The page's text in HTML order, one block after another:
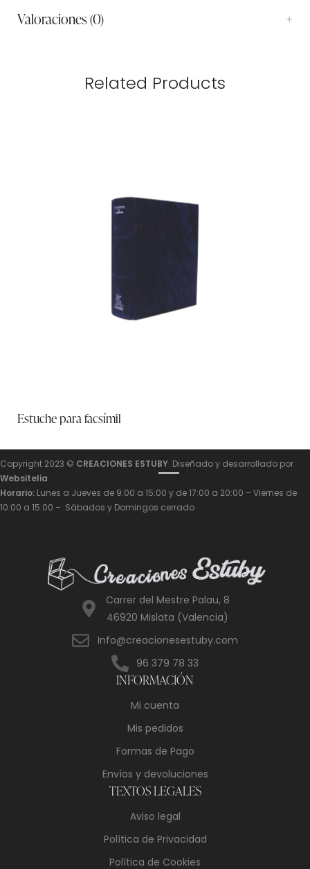
Valoraciones (0)
Related Products
Estuche para facsímil
Copyright 2023 © CREACIONES ESTUBY. Diseñado y desarrollado por
Websitelia
Horario: Lunes a Jueves de 9:00 a 15:00 y de 17:00 a 20:00 – Viernes de
10:00 a 15:00 – Sábados y Domingos cerrado
Carrer del Mestre Palau, 8
46920 Mislata (Valencia)
Info@creacionesestuby.com
96 379 78 33
INFORMACIÓN
Mi cuenta
Mis pedidos
Formas de Pago
Envíos y devoluciones
TEXTOS LEGALES
Aviso legal
Política de Privacidad
Política de Cookies